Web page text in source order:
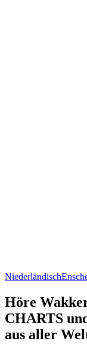
Niederländisch
Höre
CHARTS
aus aller